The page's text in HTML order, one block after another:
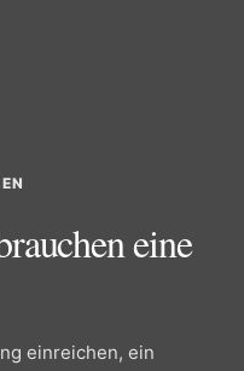
eine
einreichen, ein